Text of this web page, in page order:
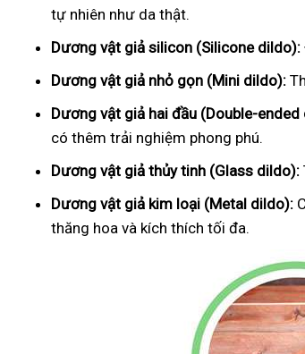
tự nhiên như da thật.
Dương vật giả silicon (Silicone dildo):
Dương vật giả nhỏ gọn (Mini dildo):
Dương vật giả hai đầu (Double-
có thêm trải nghiệm phong phú.
Dương vật giả thủy tinh (Glass dildo):
Dương vật giả kim loại (Metal dildo):
thăng hoa và kích thích tối đa.